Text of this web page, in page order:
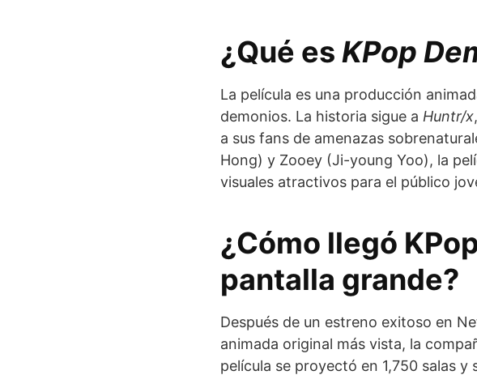
¿Qué es KPop
La película es una producción
demonios. La historia sigue a Huntr/x
a sus fans de amenazas
Hong) y Zooey (Ji-young Yoo), la
visuales atractivos para el público
¿Cómo llegó
pantalla grande?
Después de un estreno exitoso en
animada original más vista, la
película se proyectó en 1,750 salas